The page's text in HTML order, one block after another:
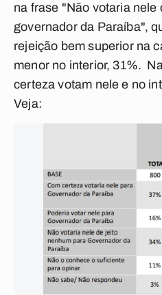
na frase "Não votaria nele
governador da Paraíba",
rejeição bem superior na
menor no interior, 31%.
certeza votam nele e no
Veja: